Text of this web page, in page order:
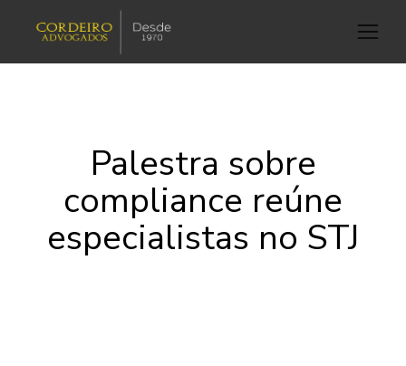
Palestra sobre
compliance reúne
especialistas no STJ